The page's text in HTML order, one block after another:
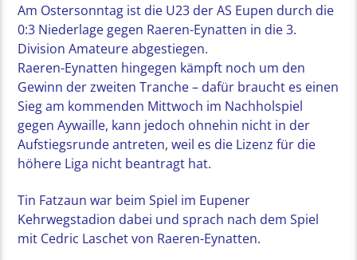
Am Ostersonntag ist die U23 der AS Eupen durch die
0:3 Niederlage gegen Raeren-Eynatten in die 3.
Division Amateure abgestiegen.
Raeren-Eynatten hingegen kämpft noch um den
Gewinn der zweiten Tranche – dafür braucht es einen
Sieg am kommenden Mittwoch im Nachholspiel
gegen Aywaille, kann jedoch ohnehin nicht in der
Aufstiegsrunde antreten, weil es die Lizenz für die
höhere Liga nicht beantragt hat.
Tin Fatzaun war beim Spiel im Eupener
Kehrwegstadion dabei und sprach nach dem Spiel
mit Cedric Laschet von Raeren-Eynatten.